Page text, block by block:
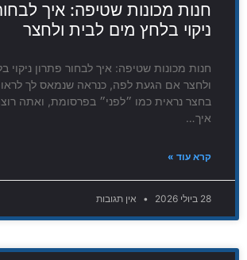
חנות מכונות שטיפה: איך
ניקוי בלחץ מים לבית ולחצר
חנות מכונות שטיפה: איך לבחור פתרון ניקוי
ולחצר אם הגעת לפה, כנראה שנמאס לך
בחצר נראית כמו ״לפני״ בפרסומת, ואתה
איך…
קרא עוד »
28 ביולי 2026 אין תגובות